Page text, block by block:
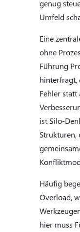
genug
Umfeld
Eine
ohne
Führung
hinterfragt,
Fehler
ist Silo-
Strukturen,
Häufig
Overload,
hier muss